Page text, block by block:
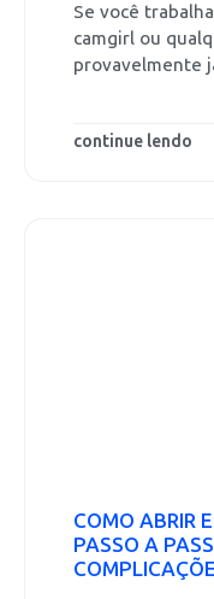
Se você
camgirl ou
provavelmente
continue lendo
COMO ABRIR
PASSO A